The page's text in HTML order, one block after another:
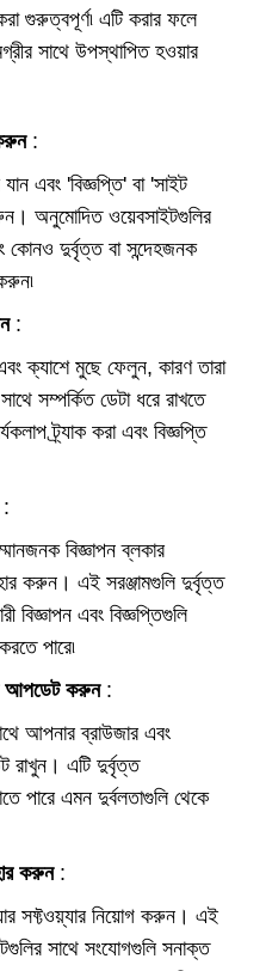
গুরুত্বপূর্ণ৷ এটি করার ফলে
সাথে উপস্থাপিত হওয়ার
:
এবং 'বিজ্ঞপ্তি' বা 'সাইট
অনুমোদিত ওয়েবসাইটগুলির
কোনও দুর্বৃত্ত বা সন্দেহজনক
:
ক্যাশে মুছে ফেলুন, কারণ তারা
সম্পর্কিত ডেটা ধরে রাখতে
ট্র্যাক করা এবং বিজ্ঞপ্তি
বিজ্ঞাপন ব্লকার
করুন। এই সরঞ্জামগুলি দুর্বৃত্ত
বিজ্ঞাপন এবং বিজ্ঞপ্তিগুলি
পারে৷
আপডেট করুন:
আপনার ব্রাউজার এবং
রাখুন। এটি দুর্বৃত্ত
পারে এমন দুর্বলতাগুলি থেকে
করুন:
সফ্টওয়্যার নিয়োগ করুন। এই
সাথে সংযোগগুলি সনাক্ত